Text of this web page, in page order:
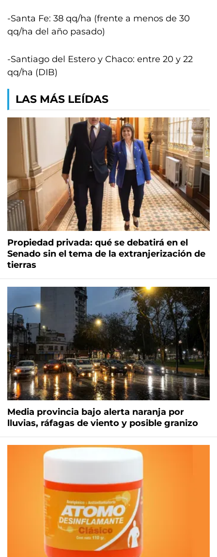
-Santa Fe: 38 qq/ha (frente a menos de 30
qq/ha del año pasado)
-Santiago del Estero y Chaco: entre 20 y 22
qq/ha (DIB)
LAS MÁS LEÍDAS
Propiedad privada: qué se debatirá en el
Senado sin el tema de la extranjerización de
tierras
Media provincia bajo alerta naranja por
lluvias, ráfagas de viento y posible granizo